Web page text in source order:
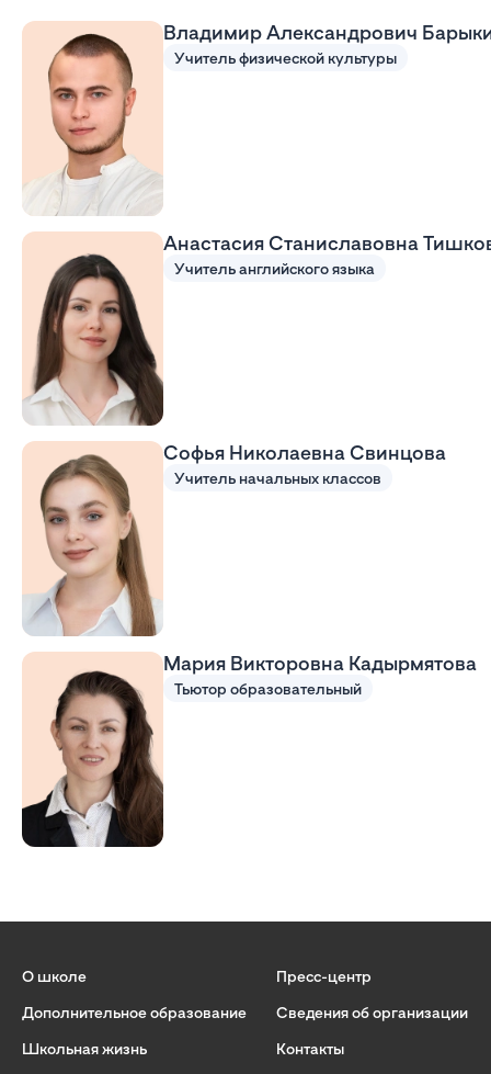
Владимир Александрович
Учитель физической культуры
Анастасия Станиславовна
Учитель английского языка
Софья Николаевна Свинцова
Учитель начальных классов
Мария Викторовна Кадырмятова
Тьютор образовательный
О школе
Дополнительное образование
Школьная жизнь
Пресс-центр
Сведения об организации
Контакты